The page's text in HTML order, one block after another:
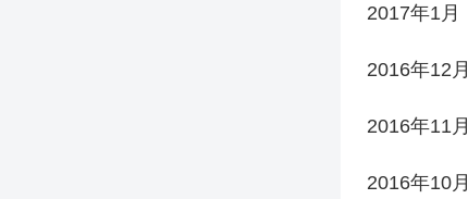
2017年1月
2016年12月
2016年11月
2016年10月